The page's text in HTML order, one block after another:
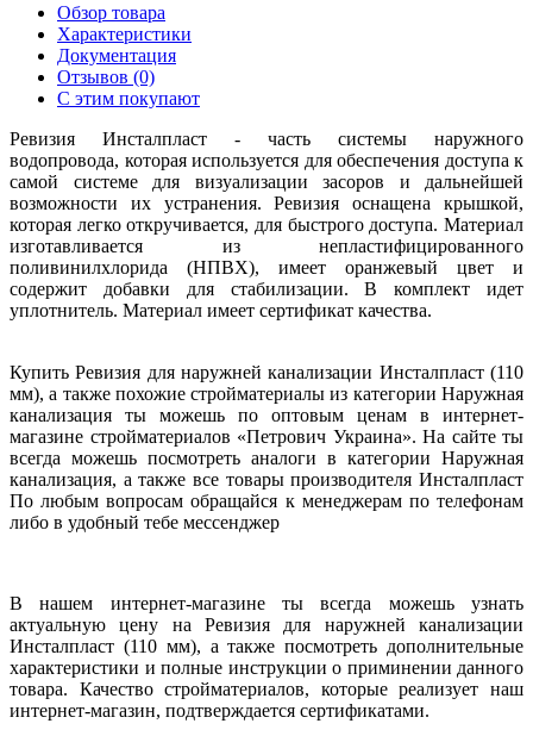
Обзор товара
Характеристики
Документация
Отзывов (0)
С этим покупают
Ревизия Инсталпласт - часть системы наружного
водопровода, которая используется для обеспечения доступа к
самой системе для визуализации засоров и дальнейшей
возможности их устранения. Ревизия оснащена крышкой,
которая легко откручивается, для быстрого доступа. Материал
изготавливается из непластифицированного
поливинилхлорида (НПВХ), имеет оранжевый цвет и
содержит добавки для стабилизации. В комплект идет
уплотнитель. Материал имеет сертификат качества.
Купить Ревизия для наружней канализации Инсталпласт (110
мм), а также похожие стройматериалы из категории Наружная
канализация ты можешь по оптовым ценам в интернет-
магазине стройматериалов «Петрович Украина». На сайте ты
всегда можешь посмотреть аналоги в категории Наружная
канализация, а также все товары производителя Инсталпласт
По любым вопросам обращайся к менеджерам по телефонам
либо в удобный тебе мессенджер
В нашем интернет-магазине ты всегда можешь узнать
актуальную цену на Ревизия для наружней канализации
Инсталпласт (110 мм), а также посмотреть дополнительные
характеристики и полные инструкции о приминении данного
товара. Качество стройматериалов, которые реализует наш
интернет-магазин, подтверждается сертификатами.